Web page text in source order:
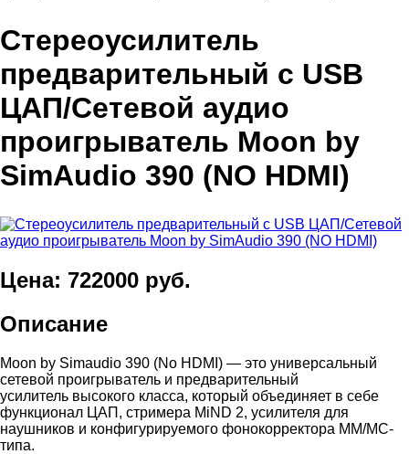
Стереоусилитель
предварительный с USB
ЦАП/Сетевой аудио
проигрыватель Moon by
SimAudio 390 (NO HDMI)
Цена: 722000 руб.
Описание
Moon by Simaudio 390 (No HDMI) — это универсальный
сетевой проигрыватель и предварительный
усилитель высокого класса, который объединяет в себе
функционал ЦАП, стримера MiND 2, усилителя для
наушников и конфигурируемого фонокорректора ММ/МС-
типа.